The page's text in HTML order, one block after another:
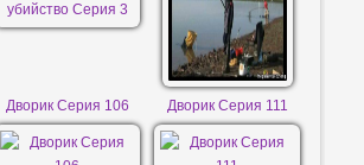
Дворик Серия 106 Дворик Серия 111